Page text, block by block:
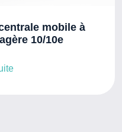
mobile à
10/10e